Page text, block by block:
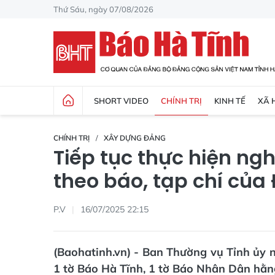
Thứ Sáu, ngày 07/08/2026
SHORT VIDEO CHÍNH TRỊ KINH TẾ XÃ
CHÍNH TRỊ XÂY DỰNG ĐẢNG
Tiếp tục thực hiện
theo báo, tạp chí của
P.V 16/07/2025 22:15
(Baohatinh.vn) - Ban Thường vụ Tỉnh
1 tờ Báo Hà Tĩnh, 1 tờ Báo Nhân Dân